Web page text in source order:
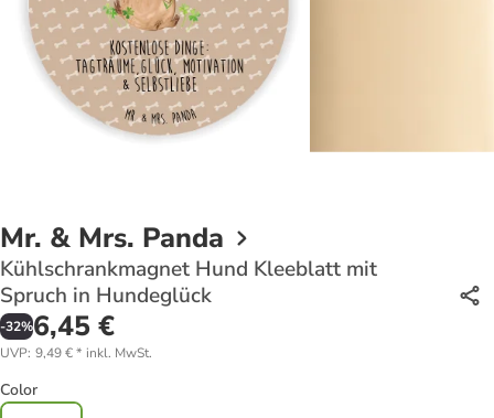
Mr. & Mrs. Panda
Kühlschrankmagnet Hund Kleeblatt mit
Spruch in Hundeglück
-32%6,45 €
UVP: 9,49 €* inkl. MwSt.
Color